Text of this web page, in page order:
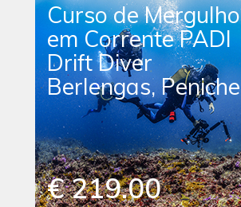
Curso de Mergulho
em Corrente PADI
Drift Diver
Berlengas, Peniche
€ 219.00